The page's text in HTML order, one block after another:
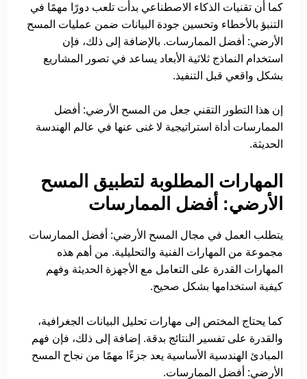
كما أن تقنيات الذكاء الاصطناعي بدأت تلعب دورًا مهمًا في
التنبؤ بالأخطاء وتحسين جودة البيانات ضمن عمليات المسح
الأرضي: أفضل الممارسات. بالإضافة إلى ذلك، فإن
استخدام النماذج ثلاثية الأبعاد يساعد في تصور المشاريع
بشكل واقعي قبل التنفيذ.
إن هذا التطور التقني جعل من المسح الأرضي: أفضل
الممارسات أداة استراتيجية لا غنى عنها في عالم الهندسة
الحديثة.
المهارات المطلوبة لتطبيق المسح
الأرضي: أفضل الممارسات
يتطلب العمل في مجال المسح الأرضي: أفضل الممارسات
مجموعة من المهارات الفنية والتحليلية. من أهم هذه
المهارات القدرة على التعامل مع الأجهزة الحديثة وفهم
كيفية استخدامها بشكل صحيح.
كما يحتاج المختص إلى مهارات تحليل البيانات الجغرافية،
والقدرة على تفسير النتائج بدقة. إضافة إلى ذلك، فإن فهم
المبادئ الهندسية الأساسية يعد جزءًا مهمًا من نجاح المسح
الأرضي: أفضل الممارسات.